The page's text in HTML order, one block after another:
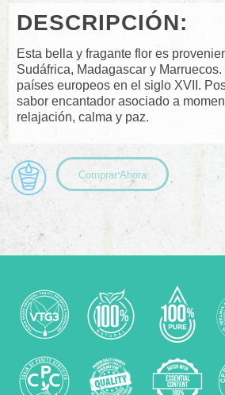
DESCRIPCIÓN:
Esta bella y fragante flor es
Sudáfrica, Madagascar y
países europeos en el siglo XVII.
sabor encantador asociado a
relajación, calma y paz.
Comprar Ahora